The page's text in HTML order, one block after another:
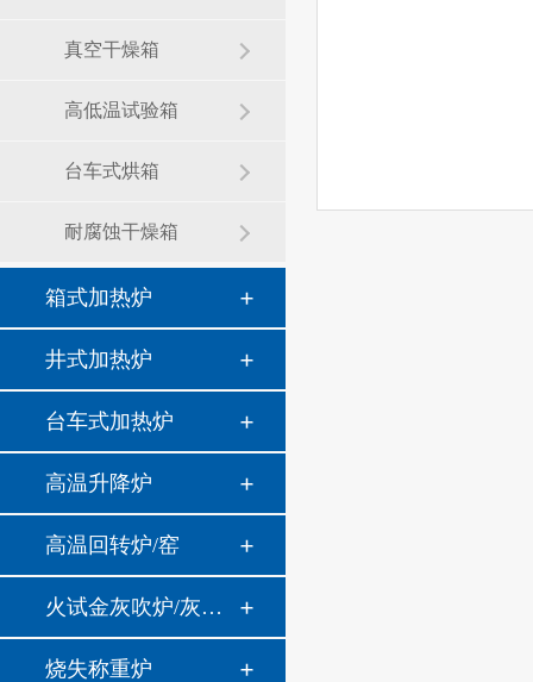
真空干燥箱
高低温试验箱
台车式烘箱
耐腐蚀干燥箱
箱式加热炉
井式加热炉
台车式加热炉
高温升降炉
高温回转炉/窑
火试金灰吹炉/灰分炉
烧失称重炉